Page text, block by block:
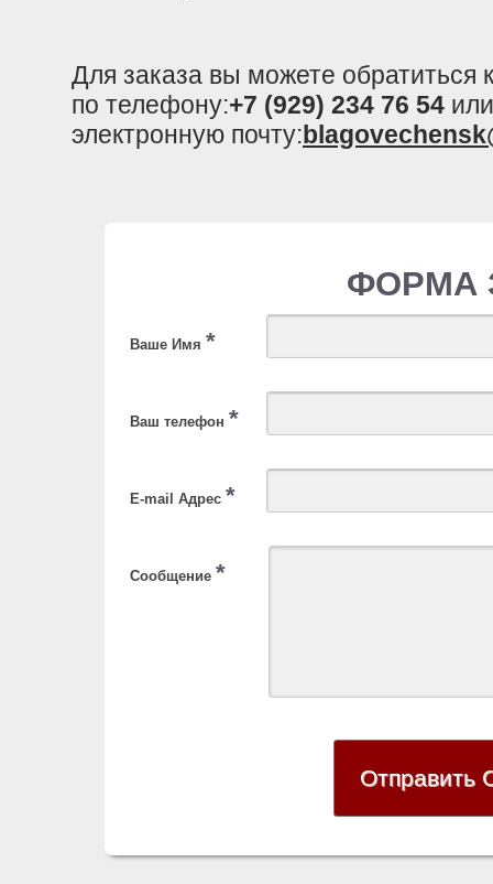
Для заказа вы можете
по телефону:+7 (929) 234 76 54
электронную почту:
ФОРМА
Ваше Имя *
Ваш телефон *
E-mail Адрес *
Сообщение *